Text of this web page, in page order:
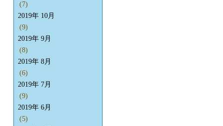
(7)
2019年 10月
(9)
2019年 9月
(8)
2019年 8月
(6)
2019年 7月
(9)
2019年 6月
(5)